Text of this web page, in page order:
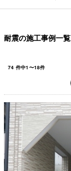
耐震の施工事例一覧
74 件中1 〜18件